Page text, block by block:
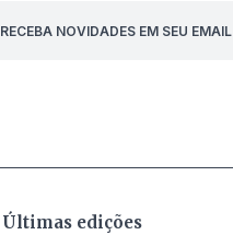
RECEBA NOVIDADES EM SEU EMAIL
Últimas edições